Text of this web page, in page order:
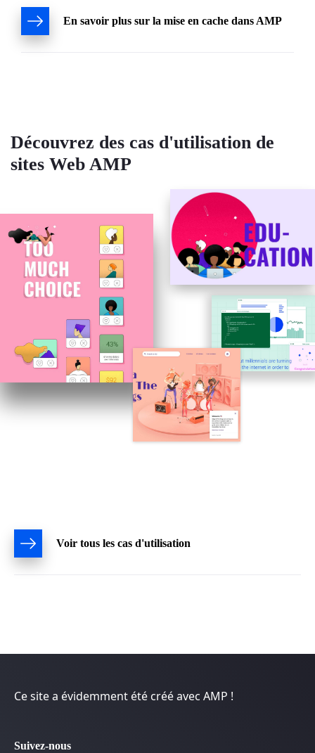
En savoir plus sur la mise en cache dans AMP
Découvrez des cas d'utilisation de
sites Web AMP
Voir tous les cas d'utilisation
Ce site a évidemment été créé avec AMP !
Suivez-nous